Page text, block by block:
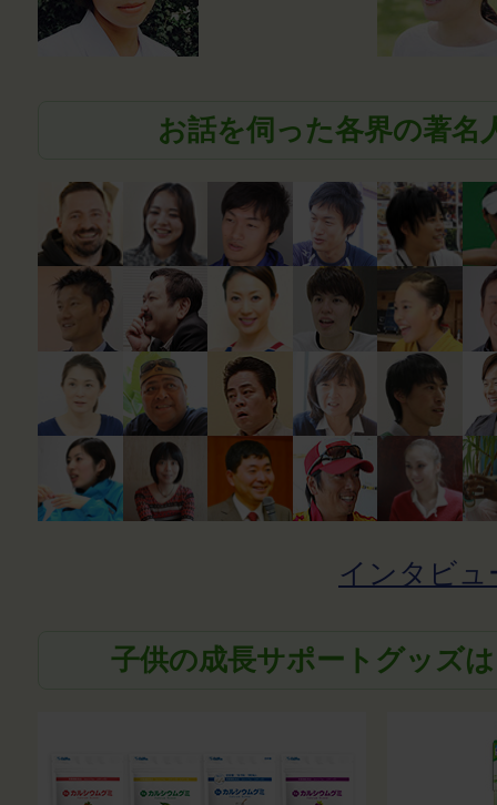
お話を伺った各界の著名
インタビュ
子供の成長サポートグッズ